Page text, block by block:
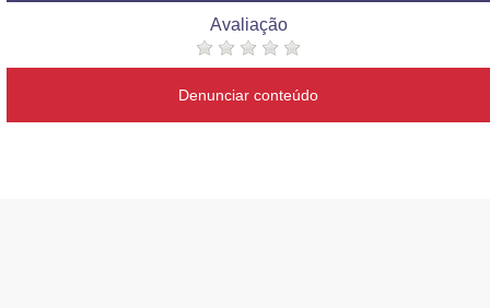
Avaliação
Denunciar conteúdo